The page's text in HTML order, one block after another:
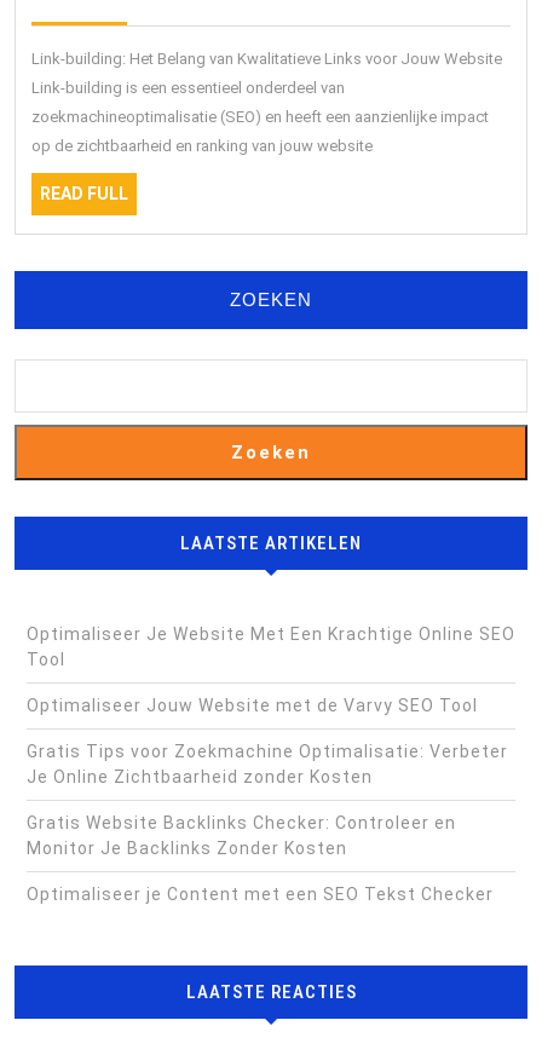
Kwalitatieve
Link-
voor
Link-building: Het Belang van Kwalitatieve Links voor Jouw Website
Link-building is een essentieel onderdeel van
zoekmachineoptimalisatie (SEO) en heeft een aanzienlijke impact
op de zichtbaarheid en ranking van jouw website
READ FULL
FULL
ZOEKEN
Zoeken
LAATSTE ARTIKELEN
Optimaliseer Je Website Met Een Krachtige Online SEO
Tool
Optimaliseer Jouw Website met de Varvy SEO Tool
Gratis Tips voor Zoekmachine Optimalisatie: Verbeter
Je Online Zichtbaarheid zonder Kosten
Gratis Website Backlinks Checker: Controleer en
Monitor Je Backlinks Zonder Kosten
Optimaliseer je Content met een SEO Tekst Checker
LAATSTE REACTIES